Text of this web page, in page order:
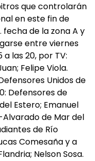
que controlarán
en este fin de
fecha de la zona A y
entre viernes
a las 20, por TV:
Felipe Viola.
Unidos de
Defensores de
Estero; Emanuel
Alvarado de Mar del
de Río
Comesaña y a
Nelson Sosa.